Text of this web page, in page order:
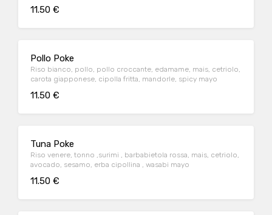
11.50 €
Pollo Poke
Riso bianco, pollo, pollo croccante, edamame, mais, cetriolo,
carota giapponese, cipolla fritta, mandorle, spicy mayo
11.50 €
Tuna Poke
Riso venere, tonno ,surimi , barbabietola rossa, mais, cetriolo,
avocado, sesamo, erba cipollina , wasabi mayo
11.50 €